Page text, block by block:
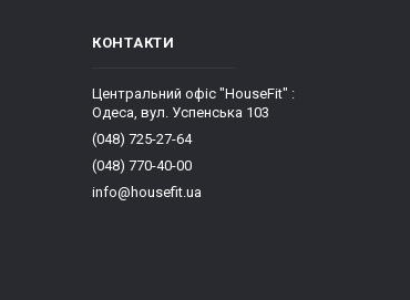
КОНТАКТИ
Центральний офіс "HouseFit" :
Одеса, вул. Успенська 103
(048) 725-27-64
(048) 770-40-00
info@housefit.ua